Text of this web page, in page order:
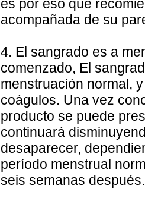
es por eso que
acompañada de su
4. El sangrado es a
comenzado, El
menstruación normal,
coágulos. Una vez
producto se puede
continuará
desaparecer,
período menstrual
seis semanas después.